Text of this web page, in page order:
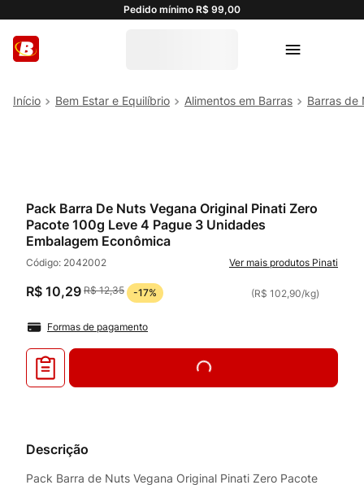
Pedido mínimo R$ 99,00
Bem Estar e Equilíbrio Alimentos em Barras Barras de
Pack Barra De Nuts Vegana Original Pinati Zero
Pacote 100g Leve 4 Pague 3 Unidades
Embalagem Econômica
Código: 2042002 Pinati
R$ 10,29 R$ 12,35 -17% (R$ 102,90/kg)
Formas de pagamento
Descrição
Pack Barra de Nuts Vegana Original Pinati Zero Pacote